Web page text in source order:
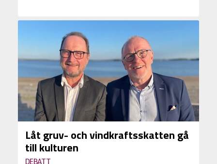
Låt gruv- och vindkraftsskatten gå
till kulturen
DEBATT